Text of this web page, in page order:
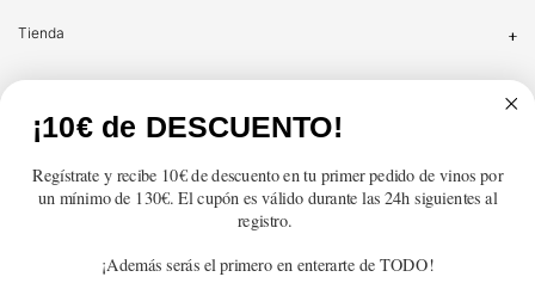
Tienda
Información
¡10€ de DESCUENTO!
Regístrate y recibe 10€ de descuento en tu primer pedido de vinos por
un mínimo de 130€. El cupón es válido durante las 24h siguientes al
registro.
¡Además serás el primero en enterarte de TODO!